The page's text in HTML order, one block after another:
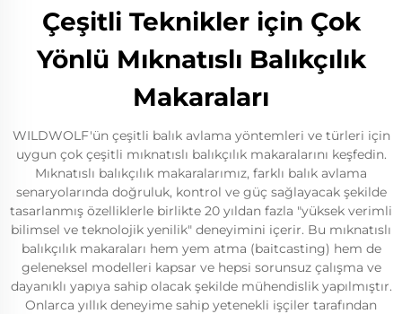
Çeşitli Teknikler için Çok
Yönlü Mıknatıslı Balıkçılık
Makaraları
WILDWOLF'ün çeşitli balık avlama yöntemleri ve türleri için
uygun çok çeşitli mıknatıslı balıkçılık makaralarını keşfedin.
Mıknatıslı balıkçılık makaralarımız, farklı balık avlama
senaryolarında doğruluk, kontrol ve güç sağlayacak şekilde
tasarlanmış özelliklerle birlikte 20 yıldan fazla "yüksek verimli
bilimsel ve teknolojik yenilik" deneyimini içerir. Bu mıknatıslı
balıkçılık makaraları hem yem atma (baitcasting) hem de
geleneksel modelleri kapsar ve hepsi sorunsuz çalışma ve
dayanıklı yapıya sahip olacak şekilde mühendislik yapılmıştır.
Onlarca yıllık deneyime sahip yetenekli işçiler tarafından